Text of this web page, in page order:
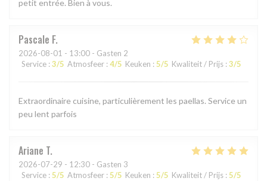
petit entrée. Bien à vous.
Pascale F
2026-08-01 - 13:00 - Gasten 2
Service : 3/5 Atmosfeer : 4/5 Keuken : 5/5 Kwaliteit / Prijs : 3/5
Extraordinaire cuisine, particulièrement les paellas. Service un
peu lent parfois
Ariane T
2026-07-29 - 12:30 - Gasten 3
Service : 5/5 Atmosfeer : 5/5 Keuken : 5/5 Kwaliteit / Prijs : 5/5